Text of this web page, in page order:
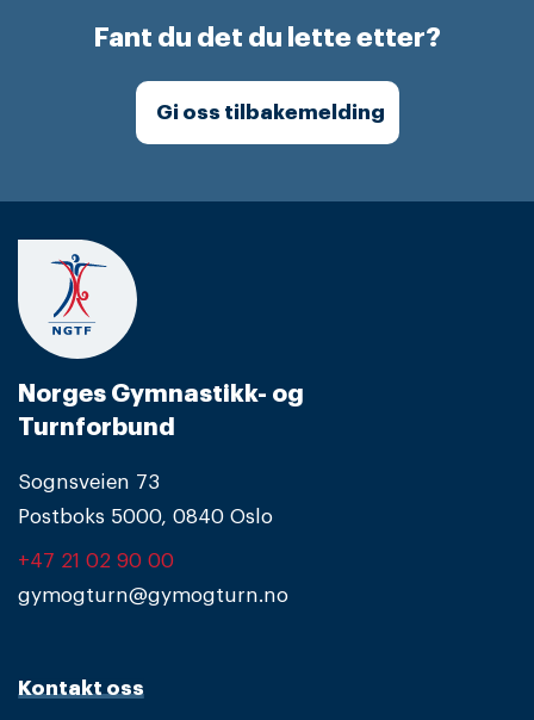
Fant du det du lette etter?
Gi oss tilbakemelding
Norges Gymnastikk- og
Turnforbund
Sognsveien 73
Postboks 5000, 0840 Oslo
+47 21 02 90 00
gymogturn@gymogturn.no
Kontakt oss